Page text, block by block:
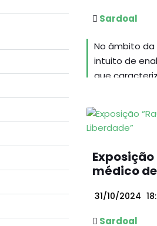
Sardoal
No âmbito
intuito de
que
Exposição
médico
31/10/2024
Sardoal